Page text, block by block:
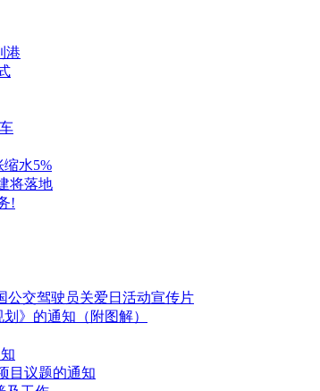
港
缩水5%
将落地
!
公交驾驶员关爱日活动宣传片
》的通知（附图解）
目议题的通知